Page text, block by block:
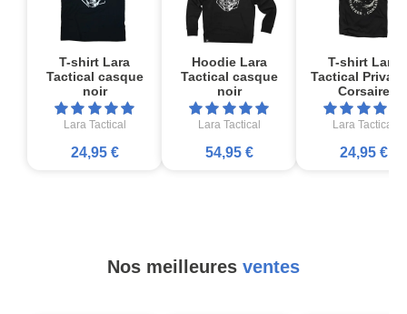
T-shirt Lara
Tactical casque
noir
Lara Tactical
24,95 €
Hoodie Lara
Tactical casque
noir
Lara Tactical
54,95 €
T-shirt Lara
Tactical
Corsaire
Lara Tactical
24,95 €
Nos meilleures ventes